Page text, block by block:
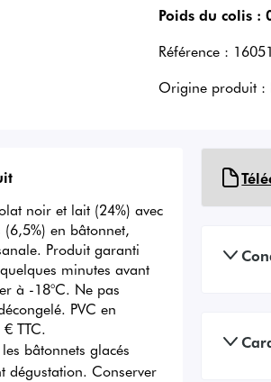
Poids du colis :
Référence :
Origine produit :
noir et lait (24%) avec
en bâtonnet,
Produit garanti
minutes avant
à -18°C. Ne pas
PVC en
TTC.
bâtonnets glacés
dégustation. Conserver